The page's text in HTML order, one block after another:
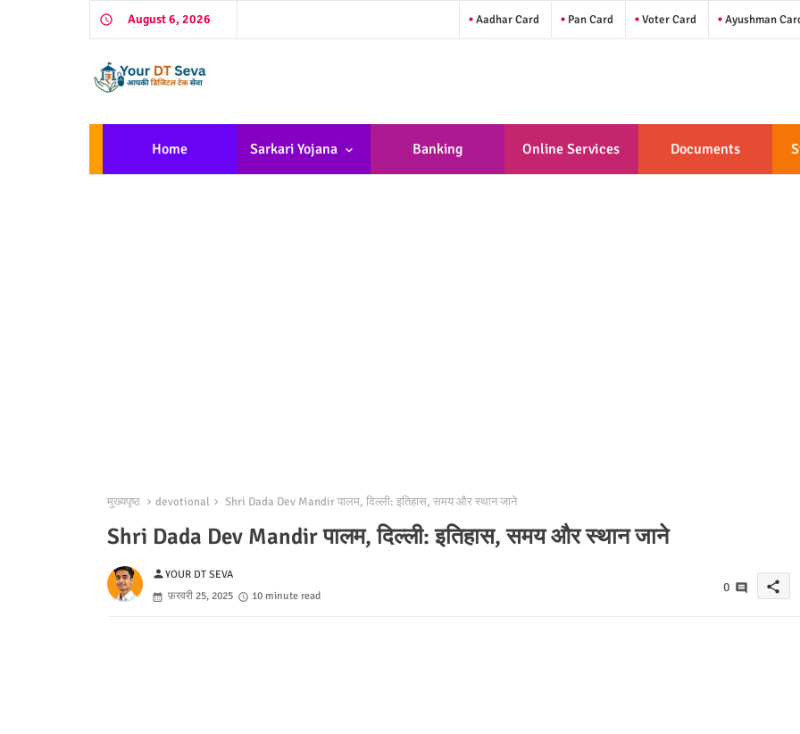
August 6, 2026 Aadhar Card Pan Card Voter Card Ayushman
Home Sarkari Yojana Banking Online Services Documents
मुख्यपृष्ठ devotional Shri Dada Dev Mandir पालम, दिल्ली: इतिहास, समय और स्थान जाने
Shri Dada Dev Mandir पालम, दिल्ली: इतिहास, समय और स्थान जाने
personYOUR DT SEVA
फ़रवरी 25, 2025
10 minute read
0 share